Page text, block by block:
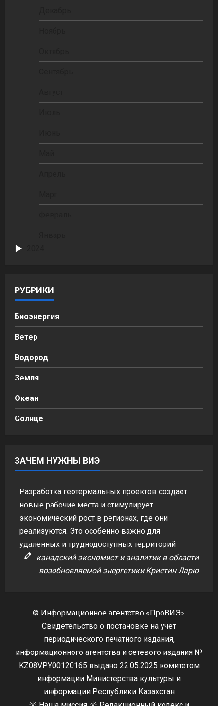
РУБРИКИ
Биоэнергия
Ветер
Водород
Земля
Океан
Солнце
ЗАЧЕМ НУЖНЫ ВИЭ
Разработка геотермальных проектов создает
новые рабочие места и стимулирует
экономический рост в регионах, где они
реализуются. Это особенно важно для
удаленных и труднодоступных территорий
канадский экономист и аналитик в области
возобновляемой энергетики Кристин Ларю
© Информационное агентство «ПроВИЭ».
Свидетельство о постановке на учет
периодического печатного издания,
информационного агентства и сетевого издания №
KZ08VPY00120165 выдано 22.05.2025 комитетом
информации Министерства культуры и
информации Республики Казахстан